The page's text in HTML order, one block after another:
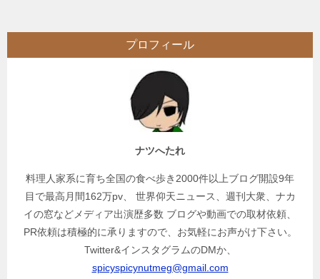
プロフィール
ナツへたれ
料理人家系に育ち全国の食べ歩き2000件以上ブログ開設9年
目で最高月間162万pv、 世界仰天ニュース、週刊大衆、ナカ
イの窓などメディア出演歴多数 ブログや動画での取材依頼、
PR依頼は積極的に承りますので、お気軽にお声がけ下さい。
Twitter&インスタグラムのDMか、
spicyspicynutmeg@gmail.com